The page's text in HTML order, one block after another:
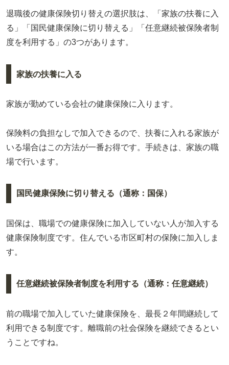
退職後の健康保険切り替えの選択肢は、「家族の扶養に入
る」「国民健康保険に切り替える」「任意継続被保険者制
度を利用する」の3つがあります。
家族の扶養に入る
家族が勤めている会社の健康保険に入ります。
保険料の負担なしで加入できるので、扶養に入れる家族が
いる場合はこの方法が一番お得です。手続きは、家族の職
場で行います。
国民健康保険に切り替える（通称：国保）
国保は、職場での健康保険に加入していない人が加入する
健康保険制度です。住んでいる市区町村の保険に加入しま
す。
任意継続被保険者制度を利用する（通称：任意継続）
前の職場で加入していた健康保険を、最長２年間継続して
利用できる制度です。離職前の社会保険を継続できるとい
うことですね。